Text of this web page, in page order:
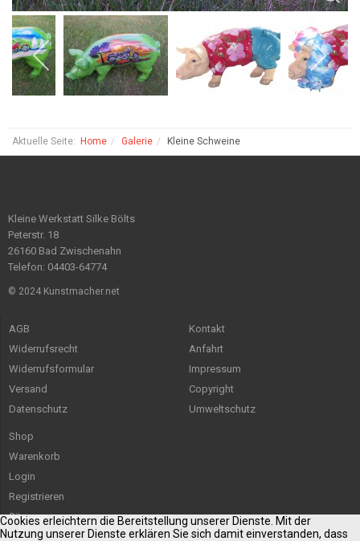
Aktuelle Seite: Home Galerie Kleine Schweine
Kleine Werkstatt Silke Bölts
Peterstr. 18
26160 Bad Zwischenahn
Telefon: 04403-64774
© 2024 Kunstmacher.net
AGB
Widerrufsrecht
Widerrufsformular
Versand
Datenschutz
Kontakt
Anfahrt
Impressum
Copyright
Umweltschutz
Shop
Warenkorb
Login
Registrieren
Sitemap
Cookies erleichtern die Bereitstellung unserer Dienste. Mit der
Nutzung unserer Dienste erklären Sie sich damit einverstanden, dass